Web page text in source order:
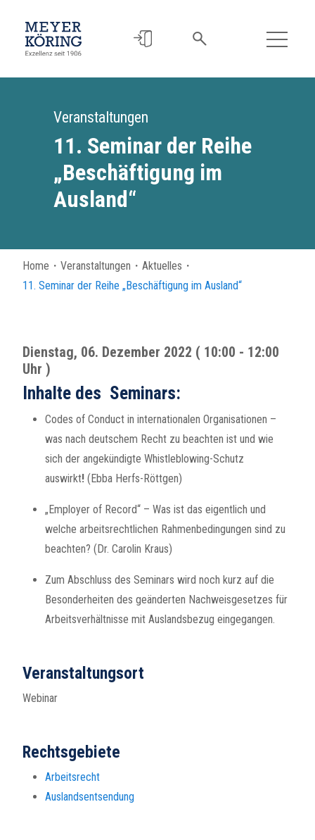
Veranstaltungen
11. Seminar der Reihe
„Beschäftigung im
Ausland“
Home ・ Veranstaltungen ・ Aktuelles ・
11. Seminar der Reihe „Beschäftigung im Ausland“
Dienstag, 06. Dezember 2022 ( 10:00 - 12:00
Uhr )
Inhalte des Seminars:
Codes of Conduct in internationalen Organisationen –
was nach deutschem Recht zu beachten ist und wie
sich der angekündigte Whistleblowing-Schutz
auswirkt! (Ebba Herfs-Röttgen)
„Employer of Record“ – Was ist das eigentlich und
welche arbeitsrechtlichen Rahmenbedingungen sind zu
beachten? (Dr. Carolin Kraus)
Zum Abschluss des Seminars wird noch kurz auf die
Besonderheiten des geänderten Nachweisgesetzes für
Arbeitsverhältnisse mit Auslandsbezug eingegangen.
Veranstaltungsort
Webinar
Rechtsgebiete
Arbeitsrecht
Auslandsentsendung